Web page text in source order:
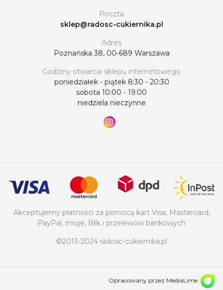
Poczta
sklep@radosc-cukiernika.pl
Adres
Poznańska 38, 00-689 Warszawa
Godziny otwarcia sklepu internetowego
poniedziałek - piątek 8:30 - 20:30
sobota 10:00 - 19:00
niedziela nieczynne
Akceptujemy płatności za pomocą kart Visa, Mastercard,
PayPal, imoje, Blik i przelewów bankowych
©2013-2024 radosc-cukiernika.pl
Opracowany przez MediaLime